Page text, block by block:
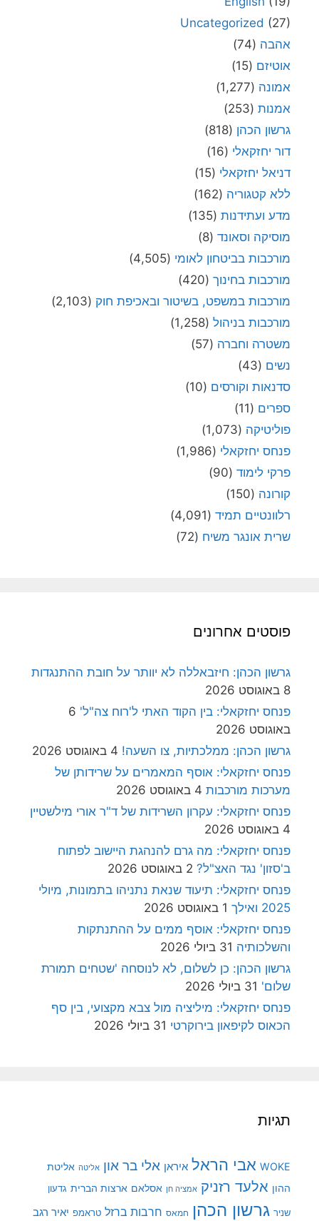
Uncategorized (27)
אהבה (74)
אוטיזם (15)
אמונה (1,277)
אמנות (253)
גרשון הכהן (818)
דור יחזקאלי (16)
דניאל יחזקאלי (15)
ללא קטגוריה (162)
מדע ועתידנות (135)
מוסיקה וסאונד (8)
מורכבות בביטחון לאומי (4,505)
מורכבות בחינוך (420)
מורכבות במשפט, בשיטור ובאכיפת חוק (2,103)
מורכבות בניהול (1,258)
משטרה וחברה (57)
נשים (43)
סדנאות וקורסים (10)
ספרים (11)
פוליטיקה (1,073)
פנחס יחזקאלי (1,986)
פרקי לימוד (90)
קורונה (150)
רלוונטיים תמיד (4,091)
שרית אונגר משיח (72)
פוסטים אחרונים
גרשון הכהן: חיזבאללה לא יוותר על חובת ההתנגדות
8 באוגוסט 2026
פנחס יחזקאלי: בין הקוד האתי ל'רוח צה"ל' 6
באוגוסט 2026
גרשון הכהן: ממלכתיות, צו השעה! 4 באוגוסט 2026
פנחס יחזקאלי: אוסף המאמרים על שרידותן של
מערכות מורכבות 4 באוגוסט 2026
פנחס יחזקאלי: עקרון השרידות של ד"ר אורי מילשטיין
4 באוגוסט 2026
פנחס יחזקאלי: מה גרם להנהגת היישוב לפתוח
ב'סזון' נגד האצ"ל? 2 באוגוסט 2026
פנחס יחזקאלי: תיעוד שנאת נתניהו בתמונות, מיולי
2025 ואילך
1 באוגוסט 2026
פנחס יחזקאלי: אוסף ממים על ההתנתקות
והשלכותיה 31 ביולי 2026
גרשון הכהן: כן לשלום, לא לנוסחה 'שטחים תמורת
שלום' 31 ביולי 2026
פנחס יחזקאלי: מיליציה מול צבא מקצועי, בין סף
הכאוס לקיפאון בירוקרטי 31 ביולי 2026
תגיות
WOKE אבי הראל איראן אלי בר און אליטה אליטת
ההון אלעד רזניק אמציה חן אסלאם ארצות הברית גדעון
שניר גרשון הכהן חמאס חרבות ברזל טראמפ יאיר רגב